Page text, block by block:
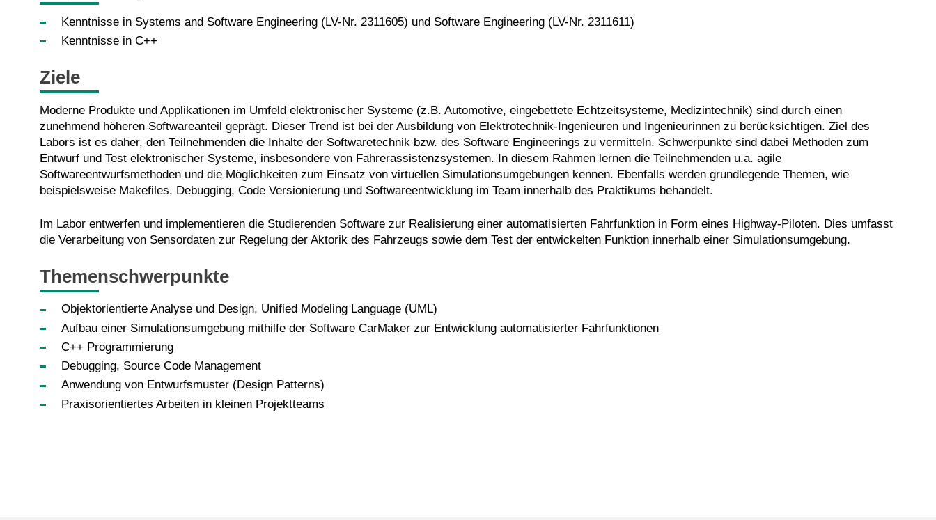
Kenntnisse in Systems and Software Engineering (LV-Nr. 2311605) und Software Engineering (LV-Nr. 2311611)
Kenntnisse in C++
Ziele
Moderne Produkte und Applikationen im Umfeld elektronischer Systeme (z.B. Automotive, eingebettete Echtzeitsysteme, Medizintechnik) sind durch einen
zunehmend höheren Softwareanteil geprägt. Dieser Trend ist bei der Ausbildung von Elektrotechnik-Ingenieuren und Ingenieurinnen zu berücksichtigen. Ziel des
Labors ist es daher, den Teilnehmenden die Inhalte der Softwaretechnik bzw. des Software Engineerings zu vermitteln. Schwerpunkte sind dabei Methoden zum
Entwurf und Test elektronischer Systeme, insbesondere von Fahrerassistenzsystemen. In diesem Rahmen lernen die Teilnehmenden u.a. agile
Softwareentwurfsmethoden und die Möglichkeiten zum Einsatz von virtuellen Simulationsumgebungen kennen. Ebenfalls werden grundlegende Themen, wie
beispielsweise Makefiles, Debugging, Code Versionierung und Softwareentwicklung im Team innerhalb des Praktikums behandelt.
Im Labor entwerfen und implementieren die Studierenden Software zur Realisierung einer automatisierten Fahrfunktion in Form eines Highway-Piloten. Dies umfasst
die Verarbeitung von Sensordaten zur Regelung der Aktorik des Fahrzeugs sowie dem Test der entwickelten Funktion innerhalb einer Simulationsumgebung.
Themenschwerpunkte
Objektorientierte Analyse und Design, Unified Modeling Language (UML)
Aufbau einer Simulationsumgebung mithilfe der Software CarMaker zur Entwicklung automatisierter Fahrfunktionen
C++ Programmierung
Debugging, Source Code Management
Anwendung von Entwurfsmuster (Design Patterns)
Praxisorientiertes Arbeiten in kleinen Projektteams